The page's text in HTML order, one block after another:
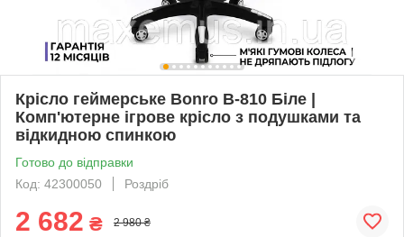
Крісло геймерське Bonro B-810 Біле |
Комп'ютерне ігрове крісло з подушками та
відкидною спинкою
Готово до відправки
Код: 42300050
Роздріб
2 682 ₴ 2 980 ₴